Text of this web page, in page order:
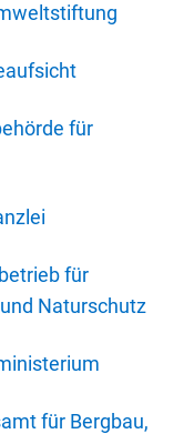
für
für
Naturschutz
für Bergbau,